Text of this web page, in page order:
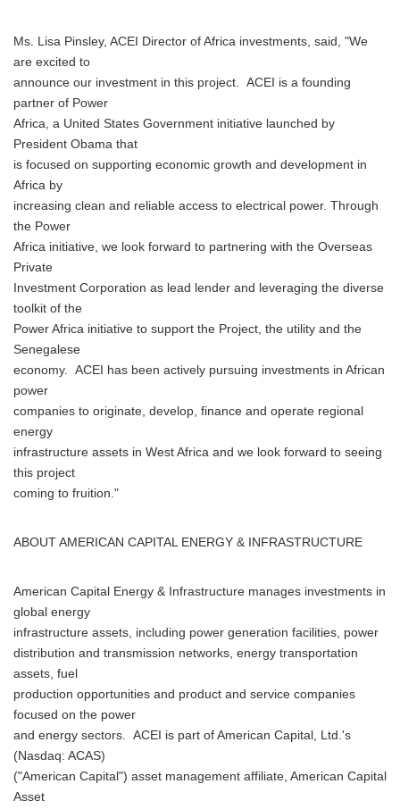
Ms. Lisa Pinsley, ACEI Director of Africa investments, said, "We
are excited to
announce our investment in this project. ACEI is a founding
partner of Power
Africa, a United States Government initiative launched by
President Obama that
is focused on supporting economic growth and development in
Africa by
increasing clean and reliable access to electrical power. Through
the Power
Africa initiative, we look forward to partnering with the Overseas
Private
Investment Corporation as lead lender and leveraging the diverse
toolkit of the
Power Africa initiative to support the Project, the utility and the
Senegalese
economy. ACEI has been actively pursuing investments in African
power
companies to originate, develop, finance and operate regional
energy
infrastructure assets in West Africa and we look forward to seeing
this project
coming to fruition."
ABOUT AMERICAN CAPITAL ENERGY & INFRASTRUCTURE
American Capital Energy & Infrastructure manages investments in
global energy
infrastructure assets, including power generation facilities, power
distribution and transmission networks, energy transportation
assets, fuel
production opportunities and product and service companies
focused on the power
and energy sectors. ACEI is part of American Capital, Ltd.'s
(Nasdaq: ACAS)
("American Capital") asset management affiliate, American Capital
Asset